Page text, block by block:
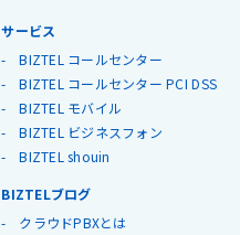
サービス
BIZTEL コールセンター
BIZTEL コールセンター PCI DSS
BIZTEL モバイル
BIZTEL ビジネスフォン
BIZTEL shouin
BIZTELブログ
クラウドPBXとは